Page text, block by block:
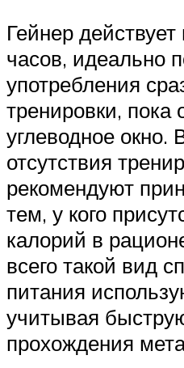
Гейнер действует
часов, идеально
употребления
тренировки, пока
углеводное окно.
отсутствия
рекомендуют
тем, у кого
калорий в
всего такой вид
питания
учитывая
прохождения